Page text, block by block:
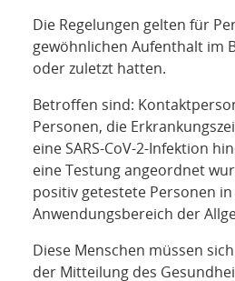
Die Regelungen gelten für
gewöhnlichen Aufenthalt im
oder zuletzt hatten.
Betroffen sind:
Personen, die
eine SARS-CoV-2-Infektion
eine Testung angeordnet
positiv getestete Personen
Anwendungsbereich der
Diese Menschen müssen
der Mitteilung des